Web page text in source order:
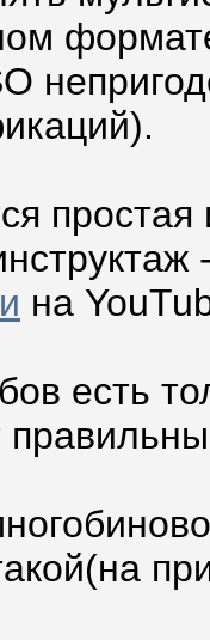
простая
на
есть